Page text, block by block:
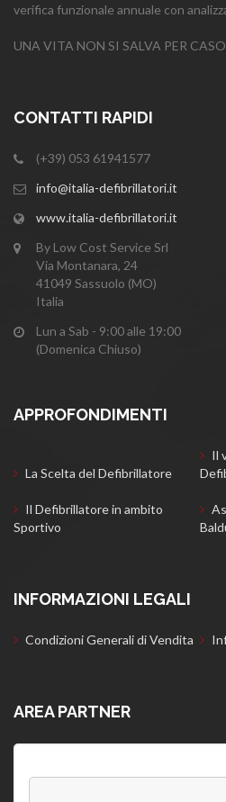
verifica funzionale annuale con
UNA VITA NON SI SALVA PER
CONTATTI RAPIDI
(+39) 053 61941577
info@italia-defibrillatori.it
www.italia-defibrillatori.it
By Low Cost Service Srl
Via Montanara, 24
41049 Sassuolo (MO)
Italia
Lun a Sab - 9:00 alle 19:00
(Domenica Chiuso)
APPROFONDIMENTI
La Scelta del Defibrillatore
Il
Il Defibrillatore in ambito
Sportivo
INFORMAZIONI LEGALI
Condizioni Generali di Vendita
AREA PARTNER